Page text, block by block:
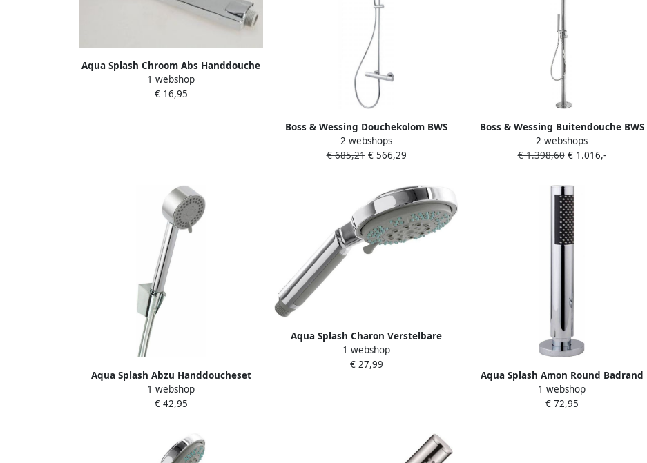
Aqua Splash Chroom Abs Handdouche
Vierkant Plat 1 2"
1 webshop
€ 16,95
Boss & Wessing Douchekolom BWS
Living Spa Met Opbouw Thermostaat
20 cm Met Handdouche Chroom
2 webshops
€ 685,21€ 566,29
Boss & Wessing Buitendouche BWS
Inclusief Handdouche RVS 316 Chroom
2 webshops
€ 1.398,60€ 1.016,-
Aqua Splash Abzu Handdoucheset
Compleet Chroom
1 webshop
€ 42,95
Aqua Splash Charon Verstelbare
Handdouche 10 cm Chroom
1 webshop
€ 27,99
Aqua Splash Amon Round Badrand
Handdoucheset + Slang Chroom
1 webshop
€ 72,95